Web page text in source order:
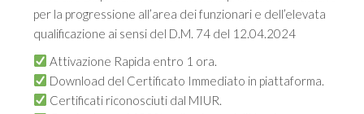
per la progressione all’area dei funzionari e dell’elevata
qualificazione ai sensi del D.M. 74 del 12.04.2024
Attivazione Rapida entro 1 ora.
Download del Certificato Immediato in piattaforma.
Certificati riconosciuti dal MIUR.